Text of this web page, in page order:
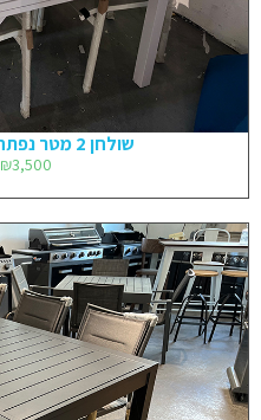
שולחן 2 מטר נפתח ל 3.20 + 6 כסאות
₪3,500